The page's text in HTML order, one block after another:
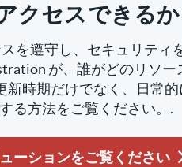
クセスできる
を遵守し、セキュリティ
が、誰がどのリソ
新時期だけでなく、日常
る方法をご覧ください。.
ーションをご覧ください